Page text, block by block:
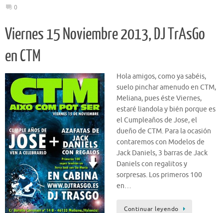
0
Viernes 15 Noviembre 2013, DJ TrAsGo
en CTM
Hola amigos, como ya sabéis,
suelo pinchar amenudo en CTM,
Meliana, pues éste Viernes,
estaré liandola y bién porque es
el Cumpleaños de Jose, el
dueño de CTM. Para la ocasión
contaremos con Modelos de
Jack Daniels, 3 barras de Jack
Daniels con regalitos y
sorpresas. Los primeros 100
en…
Continuar leyendo